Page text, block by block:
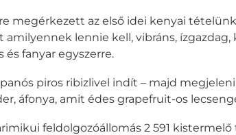
megérkezett az első idei kenyai
amilyennek lennie kell, vibráns, ízgazdag,
és fanyar egyszerre.
piros ribizlivel indít – majd
áfonya, amit édes grapefruit-os
feldolgozóállomás 2 591